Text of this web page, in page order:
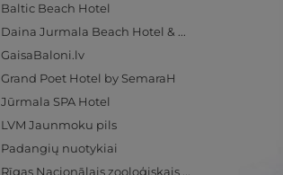
Baltic Beach Hotel
Daina Jurmala Beach Hotel & SPA
GaisaBaloni.lv
Grand Poet Hotel by SemaraH
Jūrmala SPA Hotel
LVM Jaunmoku pils
Padangių nuotykiai
Rīgas Nacionālais zooloģiskais dārzs